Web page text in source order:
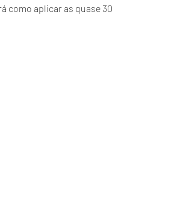
como aplicar as quase 30